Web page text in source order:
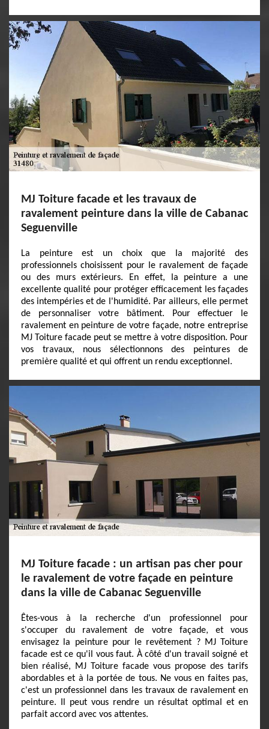
MJ Toiture facade et les travaux de
ravalement peinture dans la ville de Cabanac
Seguenville
La peinture est un choix que la majorité des
professionnels choisissent pour le ravalement de façade
ou des murs extérieurs. En effet, la peinture a une
excellente qualité pour protéger efficacement les façades
des intempéries et de l'humidité. Par ailleurs, elle permet
de personnaliser votre bâtiment. Pour effectuer le
ravalement en peinture de votre façade, notre entreprise
MJ Toiture facade peut se mettre à votre disposition. Pour
vos travaux, nous sélectionnons des peintures de
première qualité et qui offrent un rendu exceptionnel.
MJ Toiture facade : un artisan pas cher pour
le ravalement de votre façade en peinture
dans la ville de Cabanac Seguenville
Êtes-vous à la recherche d'un professionnel pour
s'occuper du ravalement de votre façade, et vous
envisagez la peinture pour le revêtement ? MJ Toiture
facade est ce qu'il vous faut. À côté d'un travail soigné et
bien réalisé, MJ Toiture facade vous propose des tarifs
abordables et à la portée de tous. Ne vous en faites pas,
c'est un professionnel dans les travaux de ravalement en
peinture. Il peut vous rendre un résultat optimal et en
parfait accord avec vos attentes.